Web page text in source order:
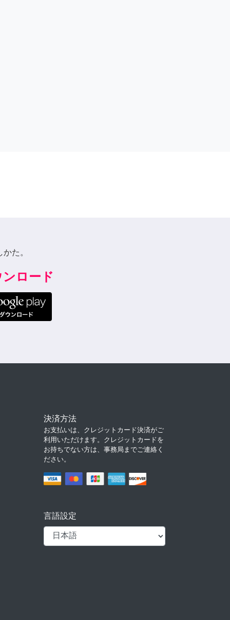
た。
ロード
決済方法
お支払いは、クレジットカード決済がご
利用いただけます。クレジットカードを
お持ちでない方は、事務局までご連絡く
ださい。
言語設定